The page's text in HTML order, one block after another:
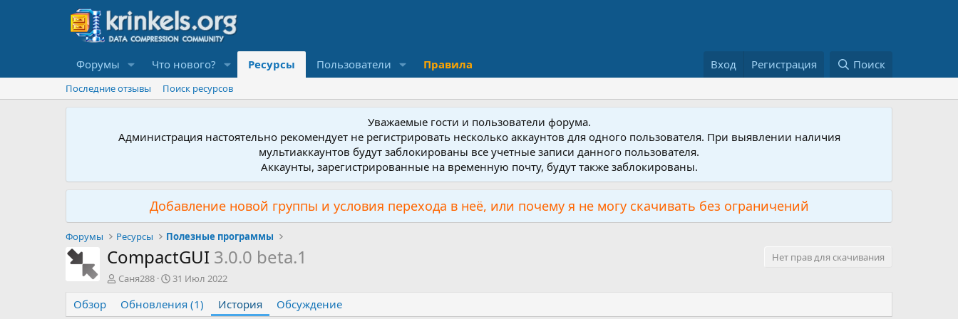
Форумы Что нового? Ресурсы Пользователи Правила Вход Регистрация Поиск
Последние отзывы Поиск ресурсов
Уважаемые гости и пользователи форума.
Администрация настоятельно рекомендует не регистрировать несколько аккаунтов для одного пользователя. При выявлении наличия
мультиаккаунтов будут заблокированы все учетные записи данного пользователя.
Аккаунты, зарегистрированные на временную почту, будут также заблокированы.
Добавление новой группы и условия перехода в неё, или почему я не могу скачивать без ограничений
Форумы Ресурсы Полезные программы
CompactGUI 3.0.0 beta.1
Нет прав для скачивания
А
т
о
Саня288
Д
т
а
31 Июл 2022
Обзор Обновления (1) История Обсуждение